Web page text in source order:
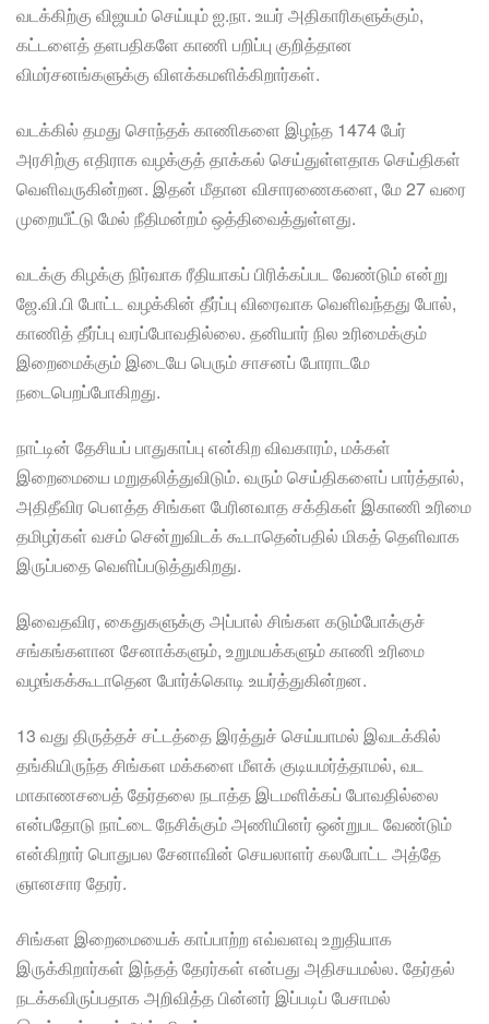
வடக்கிற்கு விஜயம் செய்யும் ஐ.நா. உயர் அதிகாரிகளுக்கும்,
கட்டளைத் தளபதிகளே காணி பறிப்பு குறித்தான
விமர்சனங்களுக்கு விளக்கமளிக்கிறார்கள்.
வடக்கில் தமது சொந்தக் காணிகளை இழந்த 1474 பேர்
அரசிற்கு எதிராக வழக்குத் தாக்கல் செய்துள்ளதாக செய்திகள்
வெளிவருகின்றன. இதன் மீதான விசாரணைகளை, மே 27 வரை
முறையீட்டு மேல் நீதிமன்றம் ஒத்திவைத்துள்ளது.
வடக்கு கிழக்கு நிர்வாக ரீதியாகப் பிரிக்கப்பட வேண்டும் என்று
ஜே.வி.பி போட்ட வழக்கின் தீர்ப்பு விரைவாக வெளிவந்தது போல்,
காணித் தீர்ப்பு வரப்போவதில்லை. தனியார் நில உரிமைக்கும்
இறைமைக்கும் இடையே பெரும் சாசனப் போராடமே
நடைபெறப்போகிறது.
நாட்டின் தேசியப் பாதுகாப்பு என்கிற விவகாரம், மக்கள்
இறைமையை மறுதலித்துவிடும். வரும் செய்திகளைப் பார்த்தால்,
அதிதீவிர பௌத்த சிங்கள பேரினவாத சக்திகள் இகாணி உரிமை
தமிழர்கள் வசம் சென்றுவிடக் கூடாதென்பதில் மிகத் தெளிவாக
இருப்பதை வெளிப்படுத்துகிறது.
இவைதவிர, கைதுகளுக்கு அப்பால் சிங்கள கடும்போக்குச்
சங்கங்களான சேனாக்களும், உறுமயக்களும் காணி உரிமை
வழங்கக்கூடாதென போர்க்கொடி உயர்த்துகின்றன.
13 வது திருத்தச் சட்டத்தை இரத்துச் செய்யாமல் இவடக்கில்
தங்கியிருந்த சிங்கள மக்களை மீளக் குடியமர்த்தாமல், வட
மாகாணசபைத் தேர்தலை நடாத்த இடமளிக்கப் போவதில்லை
என்பதோடு நாட்டை நேசிக்கும் அணியினர் ஒன்றுபட வேண்டும்
என்கிறார் பொதுபல சேனாவின் செயலாளர் கலபோட்ட அத்தே
ஞானசார தேரர்.
சிங்கள இறைமையைக் காப்பாற்ற எவ்வளவு உறுதியாக
இருக்கிறார்கள் இந்தத் தேரர்கள் என்பது அதிசயமல்ல. தேர்தல்
நடக்கவிருப்பதாக அறிவித்த பின்னர் இப்படிப் பேசாமல்